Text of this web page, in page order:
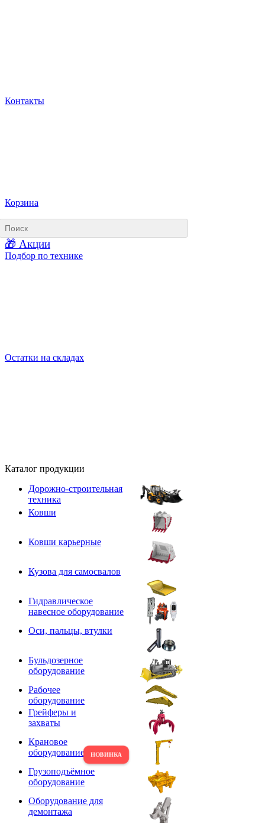
Контакты
Корзина
🎁 Акции
Подбор по технике
Остатки на складах
Каталог продукции
Дорожно-строительная
техника
Ковши
Ковши карьерные
Кузова для самосвалов
Гидравлическое
навесное оборудование
Оси, пальцы, втулки
Бульдозерное
оборудование
Рабочее
оборудование
Грейферы и
захваты
Крановое
оборудование
Грузоподъёмное
оборудование
Оборудование для
демонтажа